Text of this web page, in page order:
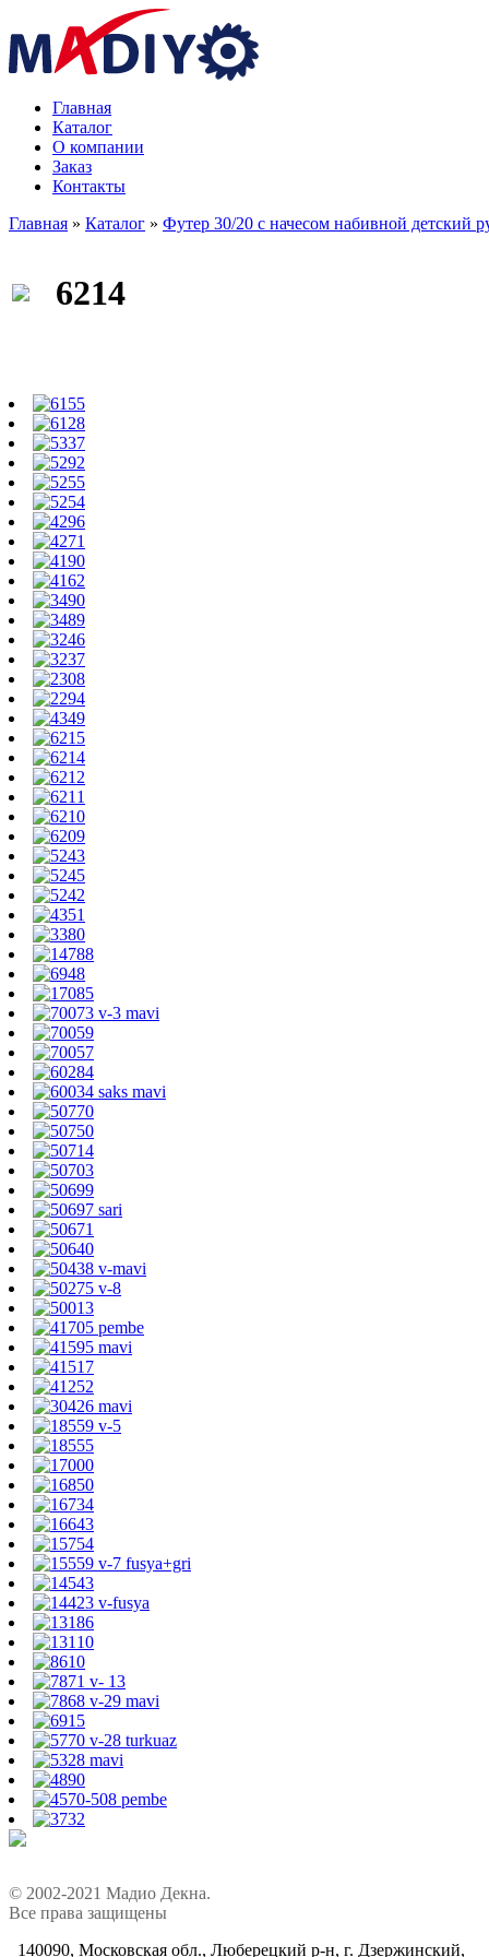
Главная
Каталог
О компании
Заказ
Контакты
Главная » Каталог » Футер 30/20 с начесом набивной детский
6214
© 2002-2021 Мадио Декна.
Все права защищены
140090, Московская обл., Люберецкий р-н, г. Дзержинский,